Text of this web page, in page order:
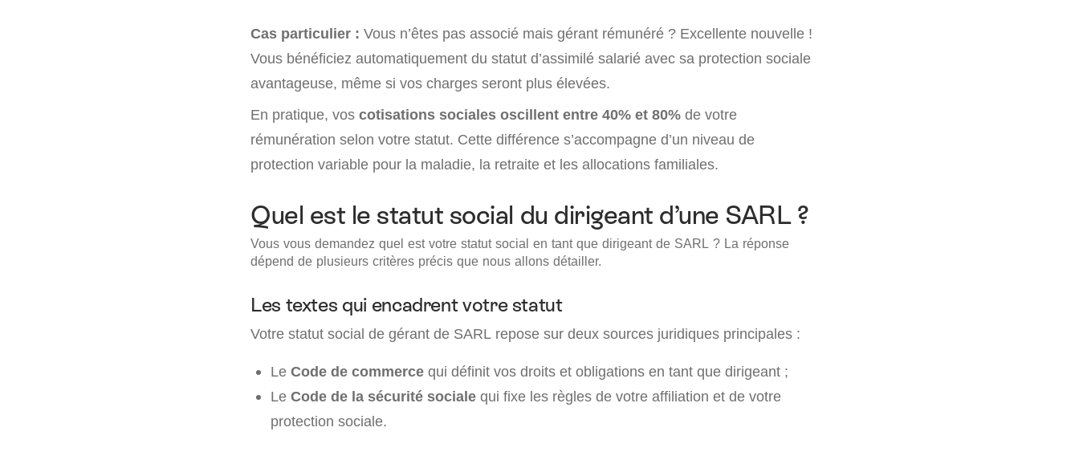
Cas particulier : Vous n’êtes pas associé mais gérant rémunéré ? Excellente nouvelle !
Vous bénéficiez automatiquement du statut d’assimilé salarié avec sa protection sociale
avantageuse, même si vos charges seront plus élevées.
En pratique, vos cotisations sociales oscillent entre 40% et 80% de votre
rémunération selon votre statut. Cette différence s’accompagne d’un niveau de
protection variable pour la maladie, la retraite et les allocations familiales.
Quel est le statut social du dirigeant d’une SARL ?
Vous vous demandez quel est votre statut social en tant que dirigeant de SARL ? La réponse
dépend de plusieurs critères précis que nous allons détailler.
Les textes qui encadrent votre statut
Votre statut social de gérant de SARL repose sur deux sources juridiques principales :
Le Code de commerce qui définit vos droits et obligations en tant que dirigeant ;
Le Code de la sécurité sociale qui fixe les règles de votre affiliation et de votre
protection sociale.